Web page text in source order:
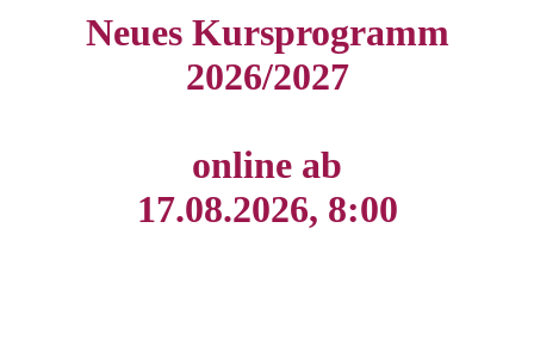
Neues Kursprogramm
2026/2027
online ab
17.08.2026, 8:00